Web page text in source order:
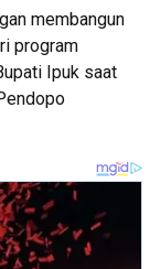
membangun
program
Ipuk saat